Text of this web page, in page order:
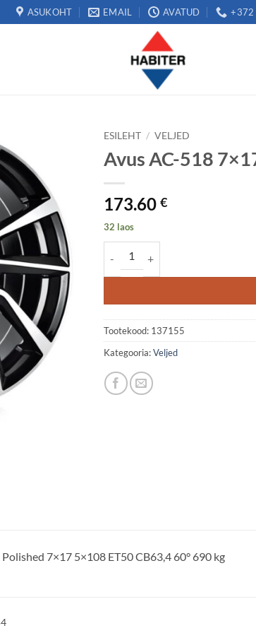
ASUKOHT EMAIL AVATUD +372
ESILEHT / VELJED
Avus AC-518
173.60 €
32 laos
Tootekood: 137155
Kategooria:Veljed
7×17 5×108 ET50 CB63,4 60° 690 kg